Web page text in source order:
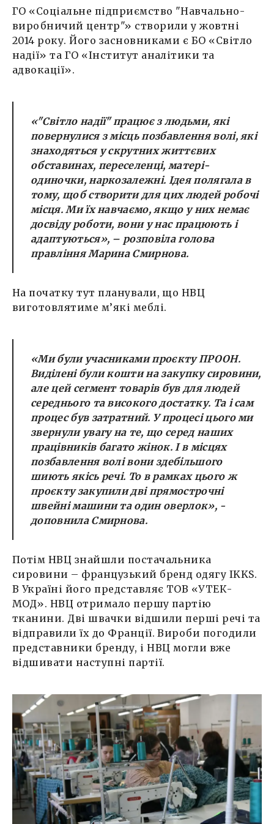
ГО «Соціальне підприємство "Навчально-
виробничий центр"» створили у жовтні
2014 року. Його засновниками є БО «Світло
надії» та ГО «Інститут аналітики та
адвокації».
«"Світло надії" працює з людьми, які
повернулися з місць позбавлення волі, які
знаходяться у скрутних життєвих
обставинах, переселенці, матері-
одиночки, наркозалежні. Ідея полягала в
тому, щоб створити для цих людей робочі
місця. Ми їх навчаємо, якщо у них немає
досвіду роботи, вони у нас працюють і
адаптуються», – розповіла голова
правління Марина Смирнова.
На початку тут планували, що НВЦ
виготовлятиме м’які меблі.
«Ми були учасниками проєкту ПРООН.
Виділені були кошти на закупку сировини,
але цей сегмент товарів був для людей
середнього та високого достатку. Та і сам
процес був затратний. У процесі цього ми
звернули увагу на те, що серед наших
працівників багато жінок. І в місцях
позбавлення волі вони здебільшого
шиють якісь речі. То в рамках цього ж
проєкту закупили дві прямострочні
швейні машини та один оверлок», -
доповнила Смирнова.
Потім НВЦ знайшли постачальника
сировини – французький бренд одягу IKKS.
В Україні його представляє ТОВ «УТЕК-
МОД». НВЦ отримало першу партію
тканини. Дві швачки відшили перші речі та
відправили їх до Франції. Вироби погодили
представники бренду, і НВЦ могли вже
відшивати наступні партії.